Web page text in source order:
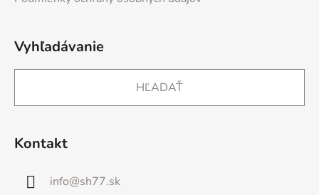
Vyhľadávanie
HĽADAŤ
Kontakt
info@sh77.sk